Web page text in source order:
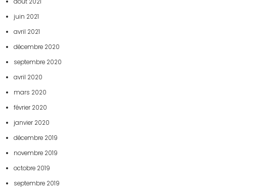
juin 2021
avril 2021
décembre 2020
septembre 2020
avril 2020
mars 2020
février 2020
janvier 2020
décembre 2019
novembre 2019
octobre 2019
septembre 2019